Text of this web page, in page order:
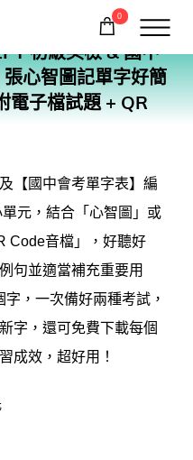
0
購物車
初級英檢 & 國中
心智圖記單字好簡
電子檔試題 + QR
【國中會考單字表】編
元，結合「心智圖」或
Code音檔」，好聽好
句並適當補充重要用
，一次備好兩種考試，
字，還可免費下載每個
成效，超好用！
法